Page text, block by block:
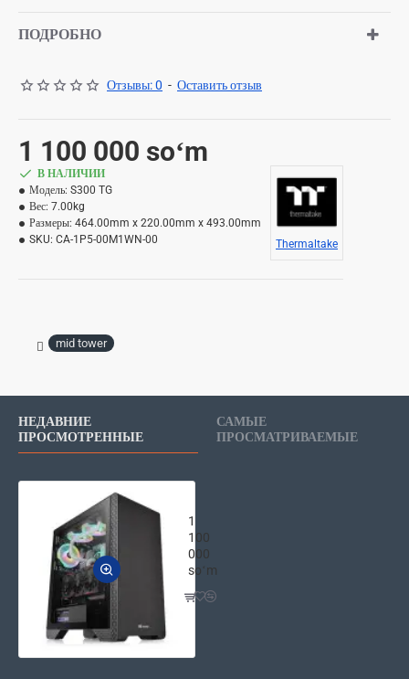
ПОДРОБНО
Отзывы: 0 - Оставить отзыв
1 100 000 soʻm
В НАЛИЧИИ
Модель: S300 TG
Вес: 7.00kg
Размеры: 464.00mm x 220.00mm x 493.00mm
SKU: CA-1P5-00M1WN-00 Thermaltake
mid tower
НЕДАВНИЕ
ПРОСМОТРЕННЫЕ
САМЫЕ
ПРОСМАТРИВАЕМЫЕ
1
100
000
soʻm